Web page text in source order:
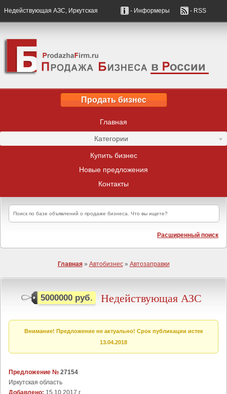
Недействующая АЗС, Иркутская - Информеры - RSS
Продать бизнес
Главная
Категории
Купить бизнес
Новые предложения
Контакты
Расширенный поиск
Главная» Автобизнес» Автозаправки
5000000 руб. Недействующая АЗС
Внимание! Предложение не актуально! Срок публикации истек
13.04.2018
Предложение № 27154
Иркутская область
Добавлено: 15.10.2017 г.